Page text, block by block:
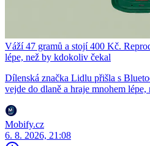
Váží 47 gramů a stojí 400 Kč.
lépe, než by kdokoliv čekal
Dílenská značka Lidlu přišla s
vejde do dlaně a hraje mnohem
Mobify.cz
6. 8. 2026, 21:08